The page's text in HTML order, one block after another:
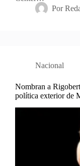
Por
Nacional
Nombran a
política exterior de